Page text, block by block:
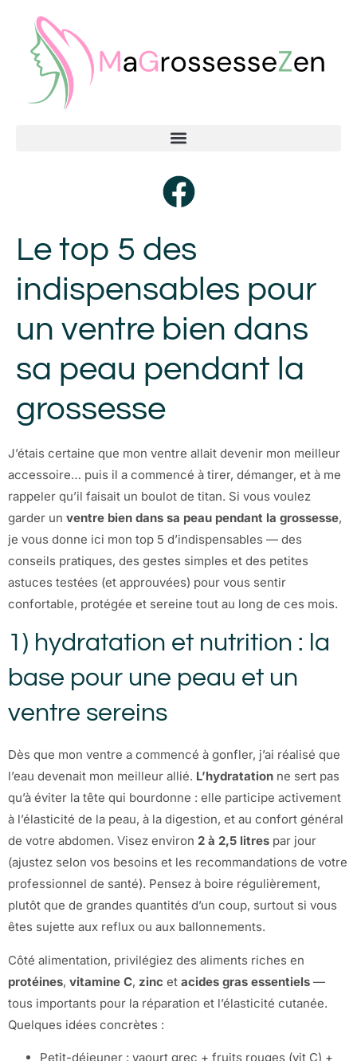
Le top 5 des
indispensables pour
un ventre bien dans
sa peau pendant la
grossesse
J’étais certaine que mon ventre allait devenir mon meilleur
accessoire… puis il a commencé à tirer, démanger, et à me
rappeler qu’il faisait un boulot de titan. Si vous voulez
garder un ventre bien dans sa peau pendant la grossesse,
je vous donne ici mon top 5 d’indispensables — des
conseils pratiques, des gestes simples et des petites
astuces testées (et approuvées) pour vous sentir
confortable, protégée et sereine tout au long de ces mois.
1) hydratation et nutrition : la
base pour une peau et un
ventre sereins
Dès que mon ventre a commencé à gonfler, j’ai réalisé que
l’eau devenait mon meilleur allié. L’hydratation ne sert pas
qu’à éviter la tête qui bourdonne : elle participe activement
à l’élasticité de la peau, à la digestion, et au confort général
de votre abdomen. Visez environ 2 à 2,5 litres par jour
(ajustez selon vos besoins et les recommandations de votre
professionnel de santé). Pensez à boire régulièrement,
plutôt que de grandes quantités d’un coup, surtout si vous
êtes sujette aux reflux ou aux ballonnements.
Côté alimentation, privilégiez des aliments riches en
protéines, vitamine C, zinc et acides gras essentiels —
tous importants pour la réparation et l’élasticité cutanée.
Quelques idées concrètes :
Petit-déjeuner : yaourt grec + fruits rouges (vit C) +